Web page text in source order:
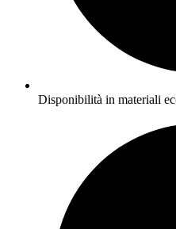
Disponibilità in materiali